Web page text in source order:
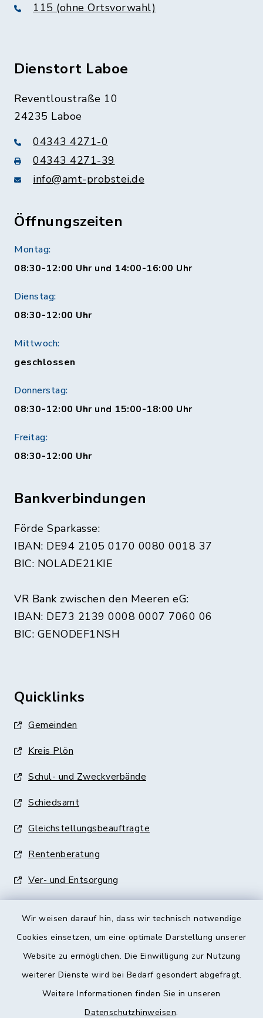
Wir weisen darauf hin, dass wir technisch notwendige
Cookies einsetzen, um eine optimale Darstellung unserer
Website zu ermöglichen. Die Einwilligung zur Nutzung
weiterer Dienste wird bei Bedarf gesondert abgefragt.
Weitere Informationen finden Sie in unseren
Datenschutzhinweisen.
115 (ohne Ortsvorwahl)
Dienstort Laboe
Reventloustraße 10
24235 Laboe
04343 4271-0
04343 4271-39
info@amt-probstei.de
Öffnungszeiten
Montag:
08:30-12:00 Uhr und 14:00-16:00 Uhr
Dienstag:
08:30-12:00 Uhr
Mittwoch:
geschlossen
Donnerstag:
08:30-12:00 Uhr und 15:00-18:00 Uhr
Freitag:
08:30-12:00 Uhr
Bankverbindungen
Förde Sparkasse:
IBAN: DE94 2105 0170 0080 0018 37
BIC: NOLADE21KIE
VR Bank zwischen den Meeren eG:
IBAN: DE73 2139 0008 0007 7060 06
BIC: GENODEF1NSH
Quicklinks
Gemeinden
Kreis Plön
Schul- und Zweckverbände
Schiedsamt
Gleichstellungsbeauftragte
Rentenberatung
Ver- und Entsorgung
Barrierefreiheit